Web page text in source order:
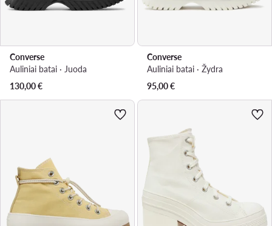
Converse
Auliniai batai · Juoda
130,00€
Converse
Auliniai batai · Žydra
95,00€